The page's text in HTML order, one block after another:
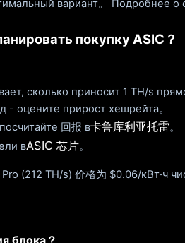
вариант。 Подробнее о
покупку ASIC？
сколько приносит 1 TH/s
оцените прирост хешрейта。
回报 в卡鲁库利亚托雷。
вASIC 芯片。
(212 TH/s) 价格为 $0.06/кВт·ч